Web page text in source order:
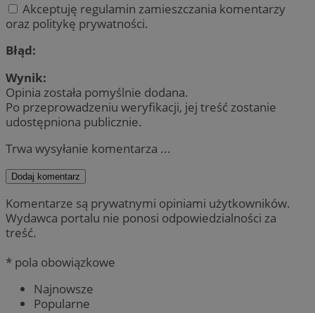
Akceptuję regulamin zamieszczania komentarzy
oraz politykę prywatności.
Błąd:
Wynik:
Opinia została pomyślnie dodana.
Po przeprowadzeniu weryfikacji, jej treść zostanie
udostępniona publicznie.
Trwa wysyłanie komentarza ...
Dodaj komentarz
Komentarze są prywatnymi opiniami użytkowników.
Wydawca portalu nie ponosi odpowiedzialności za
treść.
* pola obowiązkowe
Najnowsze
Popularne